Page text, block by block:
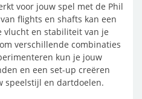
voor jouw spel met de Phil
flights en shafts kan een
vlucht en stabiliteit van je
verschillende combinaties
kun je jouw
en een set-up creëren
speelstijl en dartdoelen.